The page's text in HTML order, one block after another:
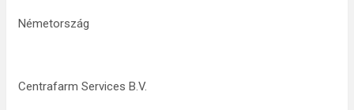
Németország
Centrafarm Services B.V.